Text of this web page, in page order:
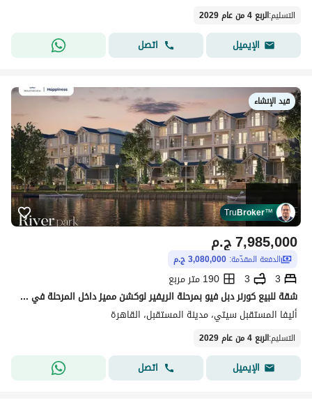
التسليم:الربع 4 من عام 2029
الإيميل اتصل
قيد الإنشاء
TruBroker™
ج.م7,985,000
الدفعة المقدّمة: 3,080,000 ج.م
3
3
190 متر مربع
شقة للبيع كورنر دبل فيو بمرحلة الريفير لوكشن مميز داخل المرحلة في ماونتن فيو اليفا المستقبل سيتي
أليفا المستقبل سيتي، مدينة المستقبل، القاهرة
التسليم:الربع 4 من عام 2029
الإيميل اتصل